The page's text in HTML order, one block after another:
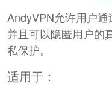
AndyVPN允许用户通
并且可以隐匿用户的
私保护。
适用于：